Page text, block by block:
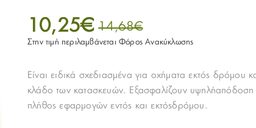
10,25€ 14,68€
Στην τιμή περιλαμβάνεται Φόρος Ανακύκλωσης
Είναι ειδικά σχεδιασμένα για οχήματα εκτός δρόμου
κλάδο των κατασκευών. Εξασφαλίζουν υψηλήαπόδοση
πλήθος εφαρμογών εντός και εκτόςδρόμου.